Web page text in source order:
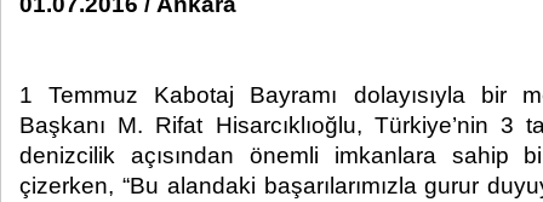
1 Temmuz Kabotaj Bayramı dolayısıyla bir
Başkanı M. Rifat Hisarcıklıoğlu, Türkiye’nin 3
denizcilik açısından önemli imkanlara sahip
çizerken, “Bu alandaki başarılarımızla gurur